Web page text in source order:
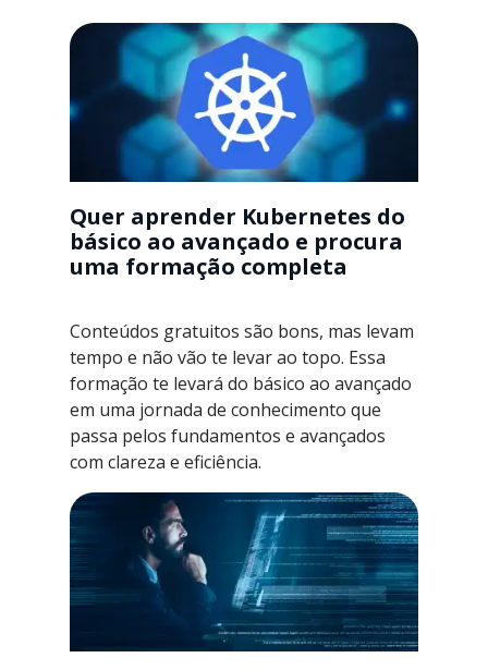
Quer aprender Kubernetes do
básico ao avançado e procura
uma formação completa
Conteúdos gratuitos são bons, mas levam
tempo e não vão te levar ao topo. Essa
formação te levará do básico ao avançado
em uma jornada de conhecimento que
passa pelos fundamentos e avançados
com clareza e eficiência.